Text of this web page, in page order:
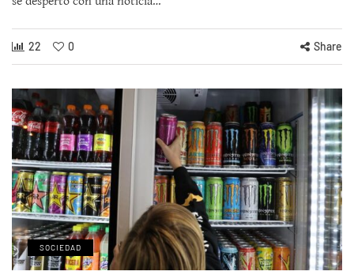
22 0 Share
SOCIEDAD